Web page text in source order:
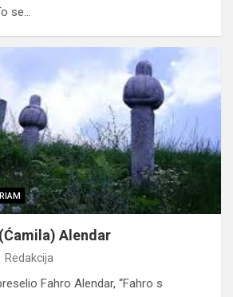
se…
Alendar
Redakcija
Fahro Alendar, “Fahro s